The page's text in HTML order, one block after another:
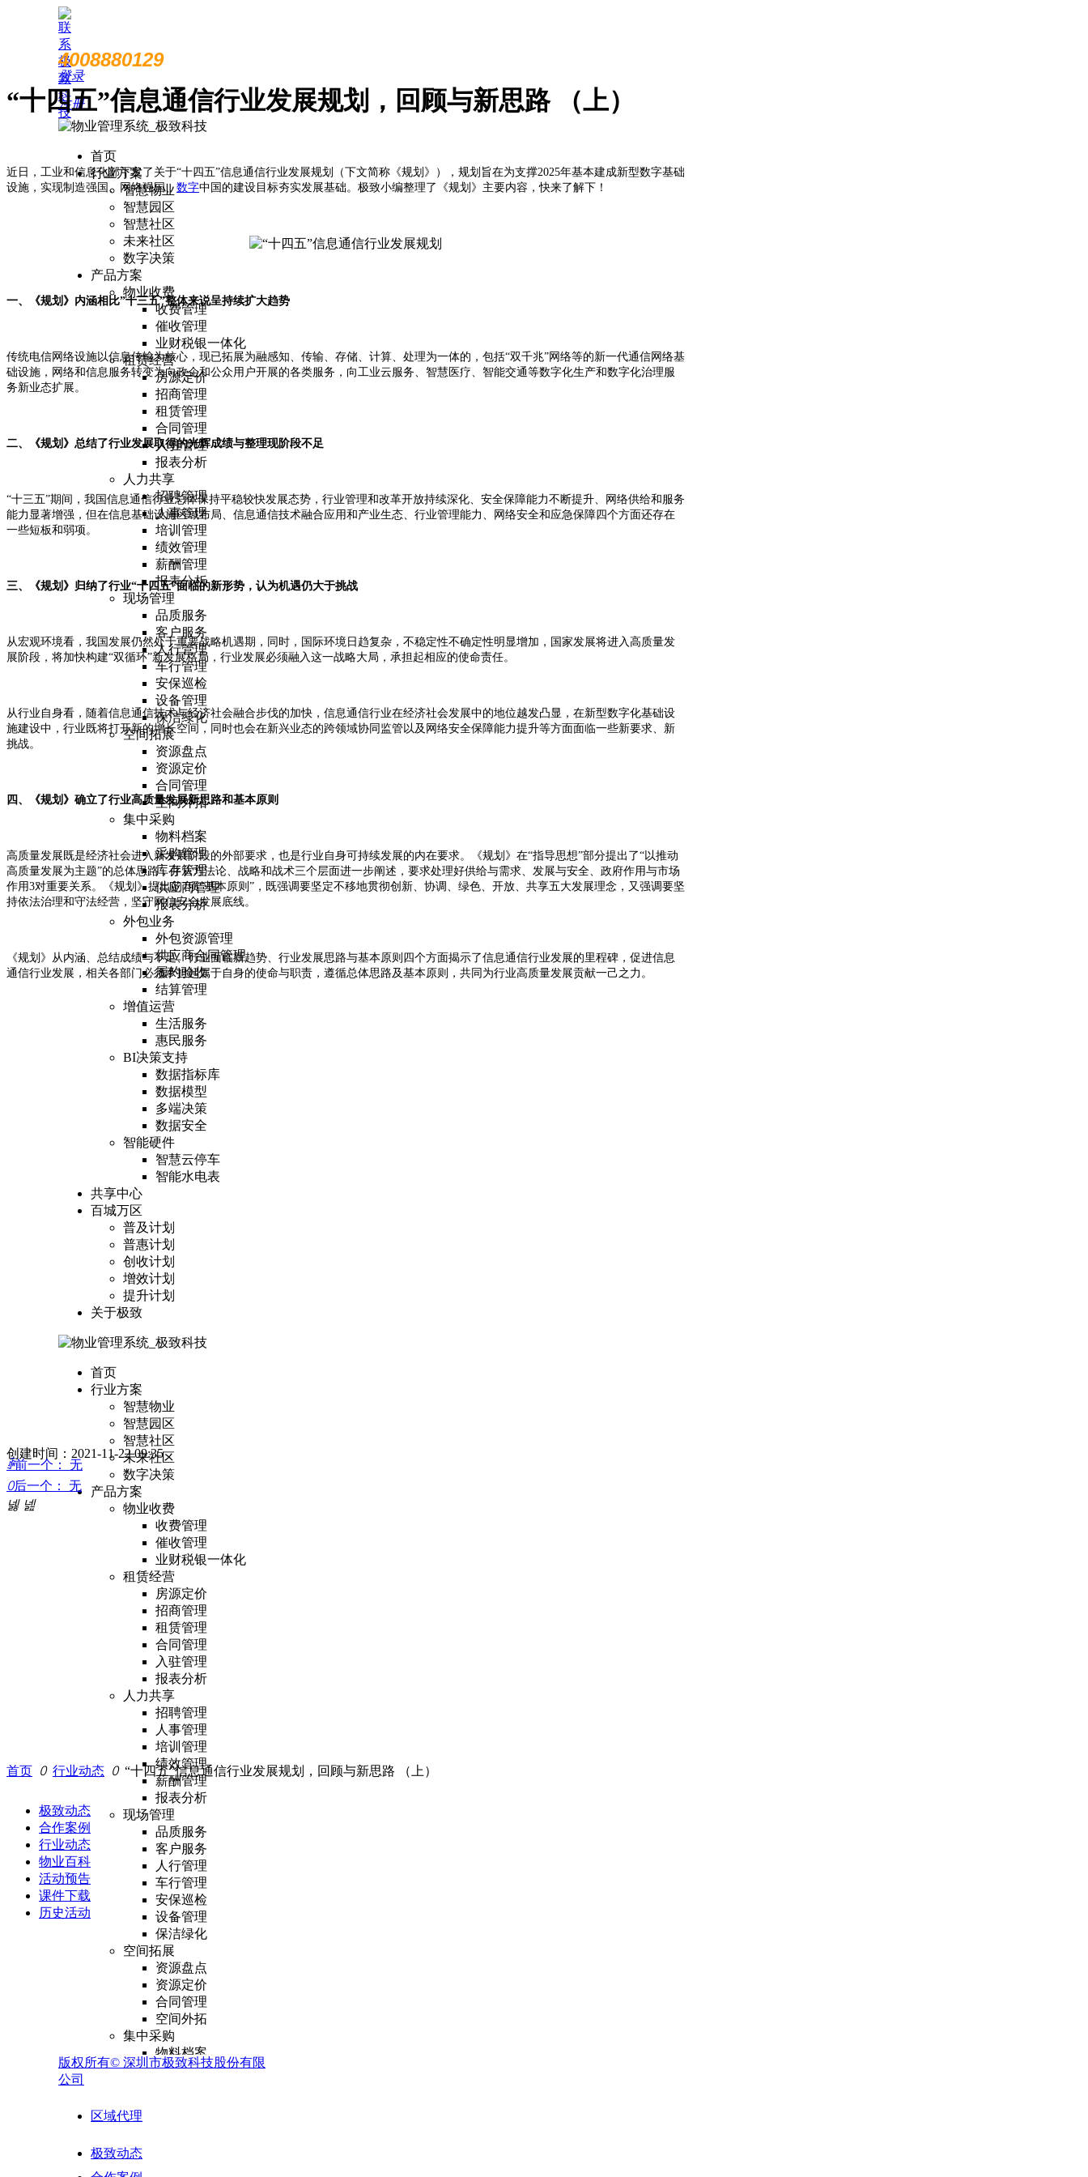
4008880129
登录
注册
首页
行业方案
智慧物业
智慧园区
智慧社区
未来社区
数字决策
产品方案
物业收费
收费管理
催收管理
业财税银一体化
租赁经营
房源定价
招商管理
租赁管理
合同管理
入驻管理
报表分析
人力共享
招聘管理
人事管理
培训管理
绩效管理
薪酬管理
报表分析
现场管理
品质服务
客户服务
人行管理
车行管理
安保巡检
设备管理
保洁绿化
空间拓展
资源盘点
资源定价
合同管理
空间外拓
集中采购
物料档案
采购管理
库存管理
供应商管理
报表分析
外包业务
外包资源管理
供应商合同管理
履约验收
结算管理
增值运营
生活服务
惠民服务
BI决策支持
数据指标库
数据模型
多端决策
数据安全
智能硬件
智慧云停车
智能水电表
共享中心
百城万区
普及计划
普惠计划
创收计划
增效计划
提升计划
关于极致
首页
行业方案
智慧物业
智慧园区
智慧社区
未来社区
数字决策
产品方案
物业收费
收费管理
催收管理
业财税银一体化
租赁经营
房源定价
招商管理
租赁管理
合同管理
入驻管理
报表分析
人力共享
招聘管理
人事管理
培训管理
绩效管理
薪酬管理
报表分析
现场管理
品质服务
客户服务
人行管理
车行管理
安保巡检
设备管理
保洁绿化
空间拓展
资源盘点
资源定价
合同管理
空间外拓
集中采购
物料档案
采购管理
“十四五”信息通信行业发展规划，回顾与新思路 （上）
近日，工业和信息化部下发了关于“十四五”信息通信行业发展规划（下文简称《规划》），规划旨在为支撑2025年基本建成新型数字基础
设施，实现制造强国、网络强国、 数字中国的建设目标夯实发展基础。极致小编整理了《规划》主要内容，快来了解下！
一、《规划》内涵相比”十三五”整体来说呈持续扩大趋势
传统电信网络设施以信息传输为核心，现已拓展为融感知、传输、存储、计算、处理为一体的，包括“双千兆”网络等的新一代通信网络基
础设施，网络和信息服务转变为向政企和公众用户开展的各类服务，向工业云服务、智慧医疗、智能交通等数字化生产和数字化治理服
务新业态扩展。
二、《规划》总结了行业发展取得的光辉成绩与整理现阶段不足
“十三五”期间，我国信息通信行业总体保持平稳较快发展态势，行业管理和改革开放持续深化、安全保障能力不断提升、网络供给和服务
能力显著增强，但在信息基础设施区域布局、信息通信技术融合应用和产业生态、行业管理能力、网络安全和应急保障四个方面还存在
一些短板和弱项。
三、《规划》归纳了行业“十四五”面临的新形势，认为机遇仍大于挑战
从宏观环境看，我国发展仍然处于重要战略机遇期，同时，国际环境日趋复杂，不稳定性不确定性明显增加，国家发展将进入高质量发
展阶段，将加快构建“双循环”新发展格局，行业发展必须融入这一战略大局，承担起相应的使命责任。
从行业自身看，随着信息通信技术与经济社会融合步伐的加快，信息通信行业在经济社会发展中的地位越发凸显，在新型数字化基础设
施建设中，行业既将打开新的增长空间，同时也会在新兴业态的跨领域协同监管以及网络安全保障能力提升等方面面临一些新要求、新
挑战。
四、《规划》确立了行业高质量发展新思路和基本原则
高质量发展既是经济社会进入新发展阶段的外部要求，也是行业自身可持续发展的内在要求。《规划》在“指导思想”部分提出了“以推动
高质量发展为主题”的总体思路，并从方法论、战略和战术三个层面进一步阐述，要求处理好供给与需求、发展与安全、政府作用与市场
作用3对重要关系。《规划》提出的7项“基本原则”，既强调要坚定不移地贯彻创新、协调、绿色、开放、共享五大发展理念，又强调要坚
持依法治理和守法经营，坚守网信安全发展底线。
《规划》从内涵、总结成绩与不足、行业面临新趋势、行业发展思路与基本原则四个方面揭示了信息通信行业发展的里程碑，促进信息
通信行业发展，相关各部门必须承担起属于自身的使命与职责，遵循总体思路及基本原则，共同为行业高质量发展贡献一己之力。
创建时间： 2021-11-22 09:35
ꄴ前一个：
无
ꄲ后一个：
无
넳 넲
首页 ꄲ 行业动态 ꄲ “十四五”信息通信行业发展规划，回顾与新思路 （上）
极致动态
合作案例
行业动态
物业百科
活动预告
课件下载
历史活动
版权所有© 深圳市极致科技股份有限
公司
区域代理
极致动态